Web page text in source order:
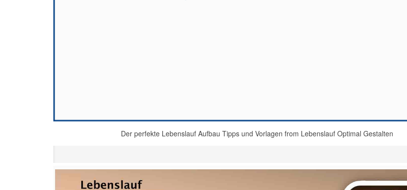
Der perfekte Lebenslauf Aufbau Tipps und Vorlagen from Lebenslauf Optimal Gestalten